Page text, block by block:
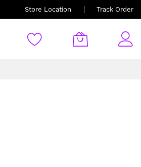
Store Location Track Order